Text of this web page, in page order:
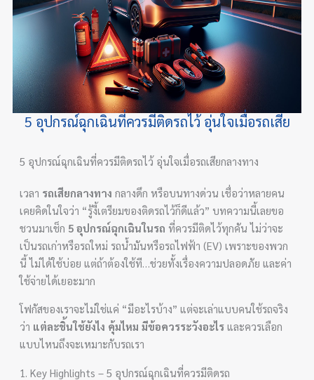
5 อุปกรณ์ฉุกเฉินที่ควรมีติดรถไว้ อุ่นใจเมื่อรถเสีย
5 อุปกรณ์ฉุกเฉินที่ควรมีติดรถไว้ อุ่นใจเมื่อรถเสียกลางทาง
เวลา รถเสียกลางทาง กลางดึก หรือบนทางด่วน เชื่อว่าหลายคน
เคยคิดในใจว่า “รู้งี้เตรียมของติดรถไว้ก็ดีแล้ว” บทความนี้เลยขอ
ชวนมาเช็ก 5 อุปกรณ์ฉุกเฉินในรถ ที่ควรมีติดไว้ทุกคัน ไม่ว่าจะ
เป็นรถเก่าหรือรถใหม่ รถน้ำมันหรือรถไฟฟ้า (EV) เพราะของพวก
นี้ ไม่ได้ใช้บ่อย แต่ถ้าต้องใช้ที…ช่วยทั้งเรื่องความปลอดภัย และค่า
ใช้จ่ายได้เยอะมาก
โฟกัสของเราจะไม่ใช่แค่ “มีอะไรบ้าง” แต่จะเล่าแบบคนใช้รถจริง
ว่า แต่ละชิ้นใช้ยังไง คุ้มไหม มีข้อควรระวังอะไร และควรเลือก
แบบไหนถึงจะเหมาะกับรถเรา
1. Key Highlights – 5 อุปกรณ์ฉุกเฉินที่ควรมีติดรถ